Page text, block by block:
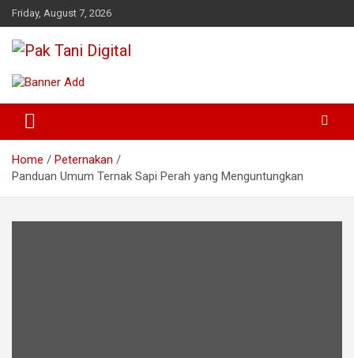
Skip
to
content
Friday, August 7, 2026
Pak Tani Digital
Home
Peternakan
Panduan Umum Ternak Sapi Perah yang Menguntungkan